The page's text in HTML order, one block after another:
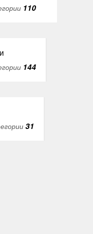
110
144
31